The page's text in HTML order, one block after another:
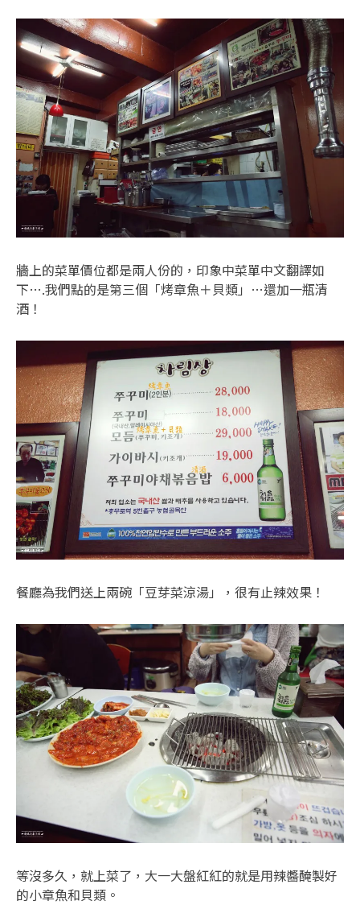
牆上的菜單價位都是兩人份的，印象中菜單中文翻譯如
下….我們點的是第三個「烤章魚＋貝類」…還加一瓶清
酒！
餐廳為我們送上兩碗「豆芽菜涼湯」，很有止辣效果！
等沒多久，就上菜了，大一大盤紅紅的就是用辣醬醃製好
的小章魚和貝類。